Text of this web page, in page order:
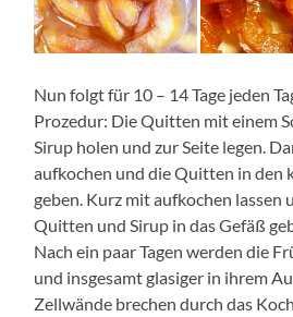
Nun folgt für 10 – 14 Tage jeden
Prozedur: Die Quitten mit einem
Sirup holen und zur Seite legen.
aufkochen und die Quitten in den
geben. Kurz mit aufkochen lassen
Quitten und Sirup in das Gefäß
Nach ein paar Tagen werden die
und insgesamt glasiger in ihrem
Zellwände brechen durch das